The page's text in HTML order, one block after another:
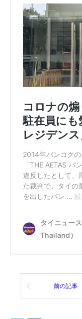
前の記事